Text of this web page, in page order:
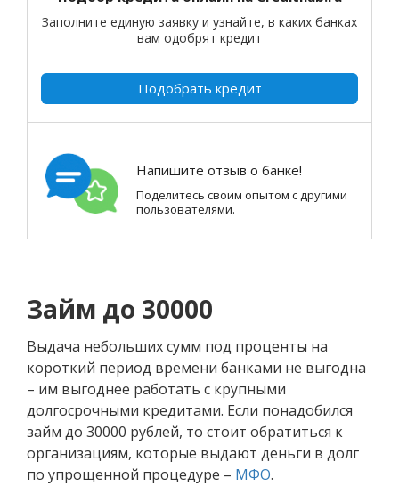
Заполните единую заявку и узнайте, в каких банках
вам одобрят кредит
Подобрать кредит
Напишите отзыв о банке!
Поделитесь своим опытом с другими
пользователями.
Займ до 30000
Выдача небольших сумм под проценты на
короткий период времени банками не выгодна
– им выгоднее работать с крупными
долгосрочными кредитами. Если понадобился
займ до 30000 рублей, то стоит обратиться к
организациям, которые выдают деньги в долг
по упрощенной процедуре – МФО.